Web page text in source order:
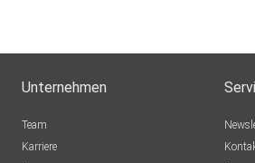
Unternehmen
Team
Karriere